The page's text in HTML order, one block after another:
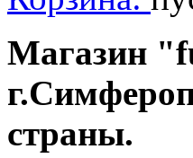
Магазин
страны.